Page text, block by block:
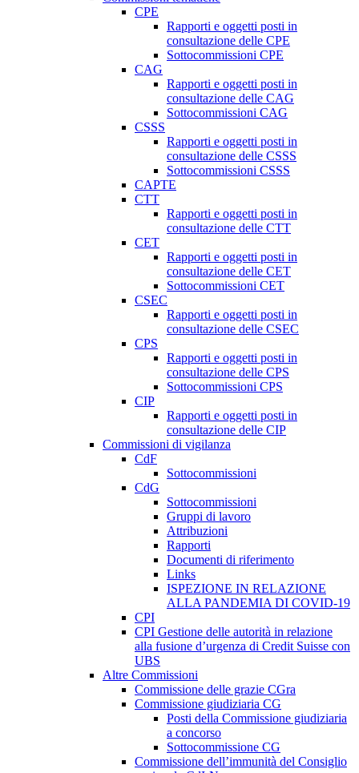
CPE
Rapporti e oggetti posti in
consultazione delle CPE
Sottocommissioni CPE
CAG
Rapporti e oggetti posti in
consultazione delle CAG
Sottocommissioni CAG
CSSS
Rapporti e oggetti posti in
consultazione delle CSSS
Sottocommissioni CSSS
CAPTE
CTT
Rapporti e oggetti posti in
consultazione delle CTT
CET
Rapporti e oggetti posti in
consultazione delle CET
Sottocommissioni CET
CSEC
Rapporti e oggetti posti in
consultazione delle CSEC
CPS
Rapporti e oggetti posti in
consultazione delle CPS
Sottocommissioni CPS
CIP
Rapporti e oggetti posti in
consultazione delle CIP
Commissioni di vigilanza
CdF
Sottocommissioni
CdG
Sottocommissioni
Gruppi di lavoro
Attribuzioni
Rapporti
Documenti di riferimento
Links
ISPEZIONE IN RELAZIONE
ALLA PANDEMIA DI COVID-19
CPI
CPI Gestione delle autorità in relazione
alla fusione d’urgenza di Credit Suisse con
UBS
Altre Commissioni
Commissione delle grazie CGra
Commissione giudiziaria CG
Posti della Commissione giudiziaria
a concorso
Sottocommissione CG
Commissione dell’immunità del Consiglio